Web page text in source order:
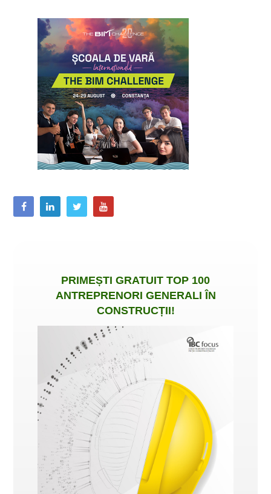
PRIMEȘTI GRATUIT TOP 100
ANTREPRENORI GENERALI ÎN
CONSTRUCȚII!